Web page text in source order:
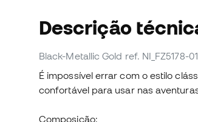
Descrição
Black-Metallic Gold ref. NI_FZ5178-
É impossível errar com o estilo
confortável para usar nas
Composição: